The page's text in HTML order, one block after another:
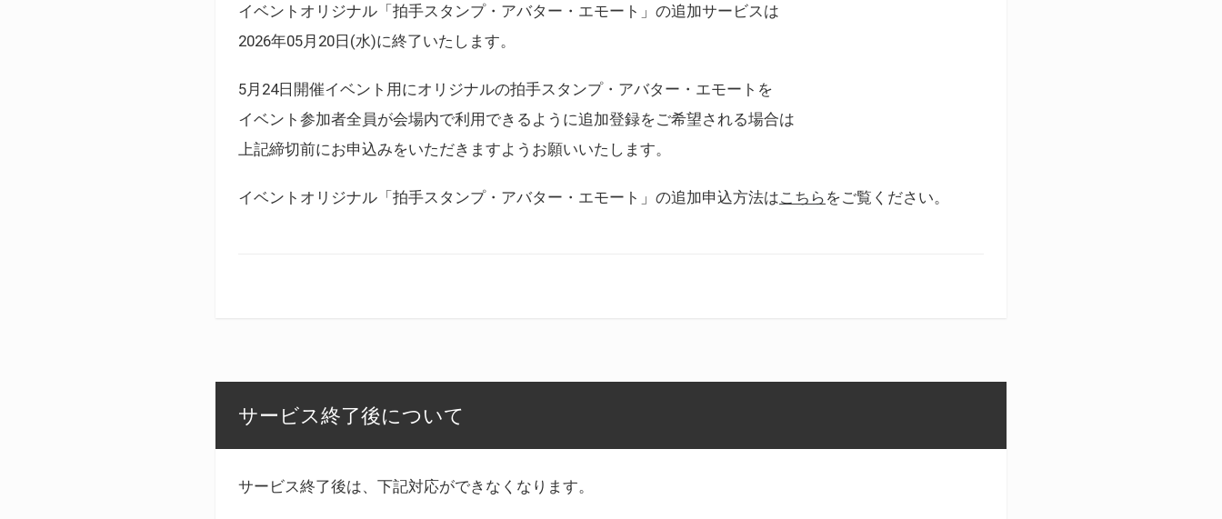
イベントオリジナル「拍手スタンプ・アバター・エモート」の追加サービスは
2026年05月20日(水)に終了いたします。
5月24日開催イベント用にオリジナルの拍手スタンプ・アバター・エモートを
イベント参加者全員が会場内で利用できるように追加登録をご希望される場合は
上記締切前にお申込みをいただきますようお願いいたします。
イベントオリジナル「拍手スタンプ・アバター・エモート」の追加申込方法はこちら をご覧ください。
サービス終了後について
サービス終了後は、下記対応ができなくなります。